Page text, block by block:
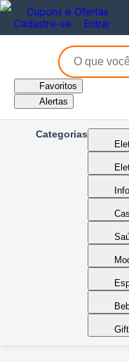
Cupons e Ofertas
Cadastre-se
Entrar
Favoritos
Alertas
Categorias